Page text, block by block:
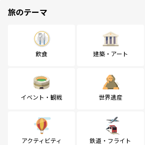
旅のテーマ
飲食 建築・アート
イベント・観戦 世界遺産
アクティビティ 鉄道・フライト